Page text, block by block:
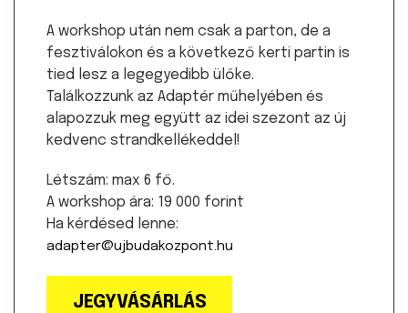
A workshop után nem csak a parton, de a
fesztiválokon és a következő kerti partin is
tied lesz a legegyedibb ülőke.
Találkozzunk az Adaptér műhelyében és
alapozzuk meg együtt az idei szezont az új
kedvenc strandkellékeddel!
Létszám: max 6 fő.
A workshop ára: 19 000 forint
Ha kérdésed lenne:
adapter@ujbudakozpont.hu
JEGYVÁSÁRLÁS